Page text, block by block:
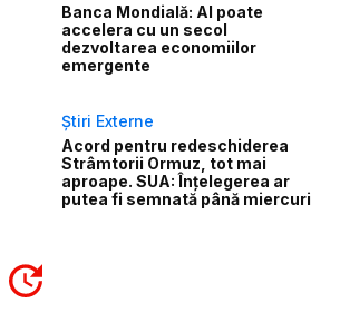
Banca Mondială: AI poate
accelera cu un secol
dezvoltarea economiilor
emergente
Știri Externe
Acord pentru redeschiderea
Strâmtorii Ormuz, tot mai
aproape. SUA: Înțelegerea ar
putea fi semnată până miercuri